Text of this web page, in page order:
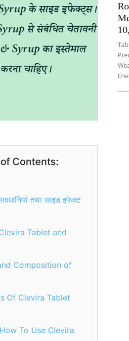
Contents:
तथा साइड इफेक्ट
Tablet and
Composition of
Of Clevira Tablet
To Use Clevira